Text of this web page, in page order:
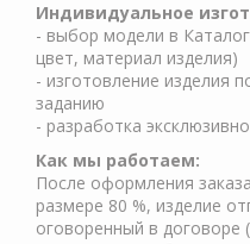
Индивидуальное
- выбор модели в
цвет, материал изделия)
- изготовление изделия
заданию
- разработка
Как мы работаем:
После оформления
размере 80 %, изделие
оговоренный в